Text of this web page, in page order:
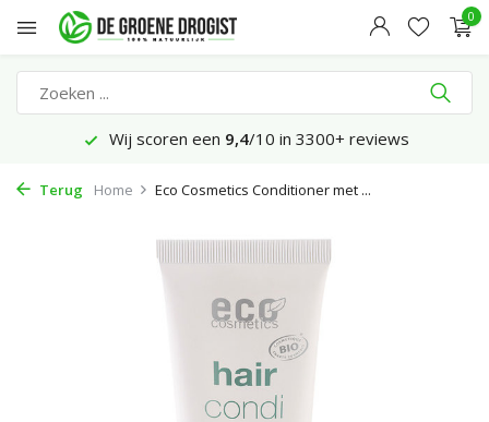
0
Wij scoren een 9,4/10 in 3300+ reviews
Terug Home Eco Cosmetics Conditioner met ...